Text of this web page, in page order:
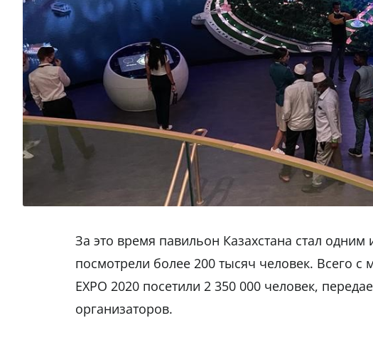
За это время павильон Казахстана стал
посмотрели более 200 тысяч человек. Всего
EXPO 2020 посетили 2 350 000 человек,
организаторов.